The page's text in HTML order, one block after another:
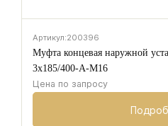
Артикул:200396
Муфта концевая наружной
3х185/400-A-M16
Цена по запросу